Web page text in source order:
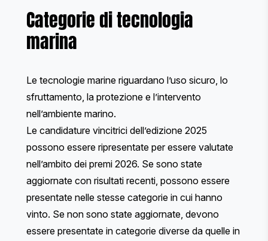
Categorie di tecnologia
marina
Le tecnologie marine riguardano l’uso sicuro, lo
sfruttamento, la protezione e l’intervento
nell’ambiente marino.
Le candidature vincitrici dell’edizione 2025
possono essere ripresentate per essere valutate
nell’ambito dei premi 2026. Se sono state
aggiornate con risultati recenti, possono essere
presentate nelle stesse categorie in cui hanno
vinto. Se non sono state aggiornate, devono
essere presentate in categorie diverse da quelle in